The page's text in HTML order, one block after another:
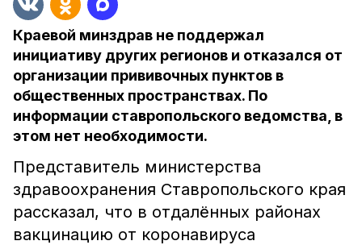
Краевой минздрав не поддержал
инициативу других регионов и отказался от
организации прививочных пунктов в
общественных пространствах. По
информации ставропольского ведомства, в
этом нет необходимости.
Представитель министерства
здравоохранения Ставропольского края
рассказал, что в отдалённых районах
вакцинацию от коронавируса